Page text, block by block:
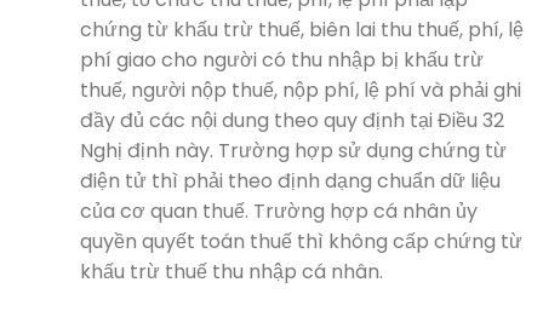
chứng từ khấu trừ thuế, biên lai thu thuế, phí, lệ
phí giao cho người có thu nhập bị khấu trừ
thuế, người nộp thuế, nộp phí, lệ phí và phải ghi
đầy đủ các nội dung theo quy định tại Điều 32
Nghị định này. Trường hợp sử dụng chứng từ
điện tử thì phải theo định dạng chuẩn dữ liệu
của cơ quan thuế. Trường hợp cá nhân ủy
quyền quyết toán thuế thì không cấp chứng từ
khấu trừ thuế thu nhập cá nhân.